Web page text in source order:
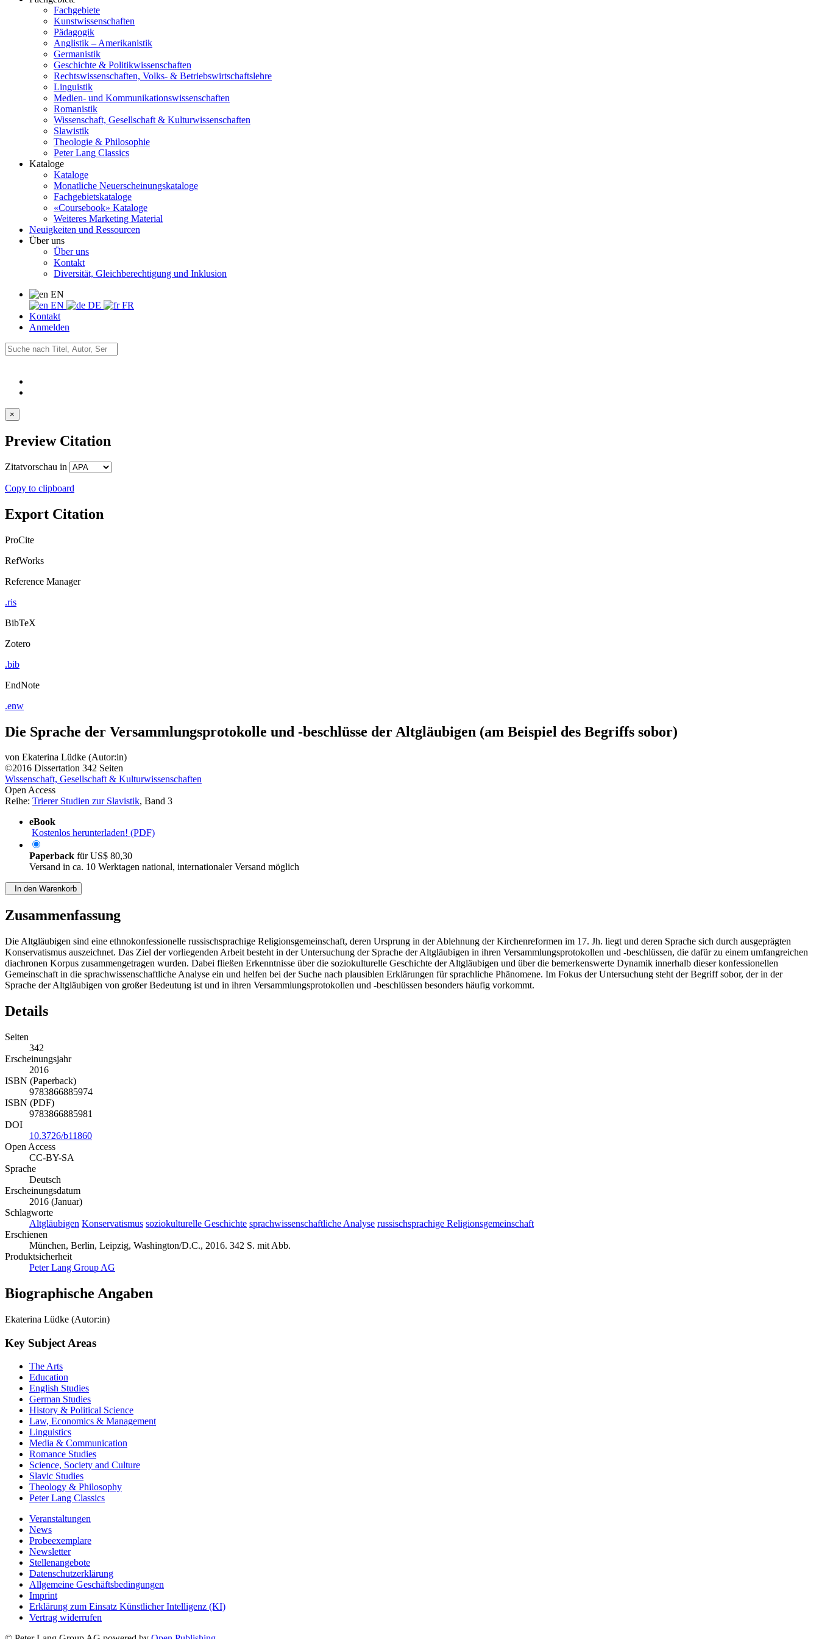
Fachgebiete
Kunstwissenschaften
Pädagogik
Anglistik – Amerikanistik
Germanistik
Geschichte & Politikwissenschaften
Rechtswissenschaften, Volks- & Betriebswirtschaftslehre
Linguistik
Medien- und Kommunikationswissenschaften
Romanistik
Wissenschaft, Gesellschaft & Kulturwissenschaften
Slawistik
Theologie & Philosophie
Peter Lang Classics
Kataloge
Kataloge
Monatliche Neuerscheinungskataloge
Fachgebietskataloge
«Coursebook» Kataloge
Weiteres Marketing Material
Neuigkeiten und Ressourcen
Über uns
Über uns
Kontakt
Diversität, Gleichberechtigung und Inklusion
EN
EN
DE
FR
Kontakt
Anmelden
×
Preview Citation
Zitatvorschau in
Copy to clipboard
Export Citation
ProCite
RefWorks
Reference Manager
.ris
BibTeX
Zotero
.bib
EndNote
.enw
Die Sprache der Versammlungsprotokolle und -beschlüsse der Altgläubigen (am Beispiel des Begriffs sobor)
von Ekaterina Lüdke (Autor:in)
©2016 Dissertation 342 Seiten
Wissenschaft, Gesellschaft & Kulturwissenschaften
Open Access
Reihe: Trierer Studien zur Slavistik, Band 3
eBook
Kostenlos herunterladen! (PDF)
Paperback fürUS$ 80,30
Versand in ca. 10 Werktagen national, internationaler Versand möglich
In den Warenkorb
Zusammenfassung
Die Altgläubigen sind eine ethnokonfessionelle russischsprachige Religionsgemeinschaft, deren Ursprung in der Ablehnung der Kirchenreformen im 17. Jh. liegt und deren Sprache sich durch ausgeprägten
Konservatismus auszeichnet. Das Ziel der vorliegenden Arbeit besteht in der Untersuchung der Sprache der Altgläubigen in ihren Versammlungsprotokollen und -beschlüssen, die dafür zu einem umfangreichen
diachronen Korpus zusammengetragen wurden. Dabei fließen Erkenntnisse über die soziokulturelle Geschichte der Altgläubigen und über die bemerkenswerte Dynamik innerhalb dieser konfessionellen
Gemeinschaft in die sprachwissenschaftliche Analyse ein und helfen bei der Suche nach plausiblen Erklärungen für sprachliche Phänomene. Im Fokus der Untersuchung steht der Begriff sobor, der in der
Sprache der Altgläubigen von großer Bedeutung ist und in ihren Versammlungsprotokollen und -beschlüssen besonders häufig vorkommt.
Details
Seiten
342
Erscheinungsjahr
2016
ISBN (Paperback)
9783866885974
ISBN (PDF)
9783866885981
DOI
10.3726/b11860
Open Access
CC-BY-SA
Sprache
Deutsch
Erscheinungsdatum
2016 (Januar)
Schlagworte
Altgläubigen Konservatismus soziokulturelle Geschichte sprachwissenschaftliche Analyse russischsprachige Religionsgemeinschaft
Erschienen
München, Berlin, Leipzig, Washington/D.C., 2016. 342 S. mit Abb.
Produktsicherheit
Peter Lang Group AG
Biographische Angaben
Ekaterina Lüdke (Autor:in)
Key Subject Areas
The Arts
Education
English Studies
German Studies
History & Political Science
Law, Economics & Management
Linguistics
Media & Communication
Romance Studies
Science, Society and Culture
Slavic Studies
Theology & Philosophy
Peter Lang Classics
Veranstaltungen
News
Probeexemplare
Newsletter
Stellenangebote
Datenschutzerklärung
Allgemeine Geschäftsbedingungen
Imprint
Erklärung zum Einsatz Künstlicher Intelligenz (KI)
Vertrag widerrufen